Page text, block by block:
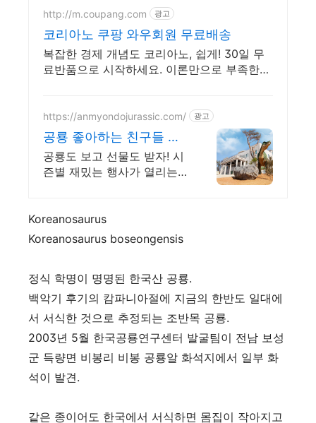
http://m.coupang.com 광고
코리아노 쿠팡 와우회원 무료배송
복잡한 경제 개념도 코리아노, 쉽게! 30일 무
료반품으로 시작하세요. 이론만으로 부족한
https://anmyondojurassic.com/ 광고
공룡 좋아하는 친구들 모
여라
공룡도 보고 선물도 받자! 시
즌별 재밌는 행사가 열리는
Koreanosaurus
Koreanosaurus boseongensis
정식 학명이 명명된 한국산 공룡.
백악기 후기의 캄파니아절에 지금의 한반도 일대에
서 서식한 것으로 추정되는 조반목 공룡.
2003년 5월 한국공룡연구센터 발굴팀이 전남 보성
군 득량면 비봉리 비봉 공룡알 화석지에서 일부 화
석이 발견.
같은 종이어도 한국에서 서식하면 몸집이 작아지고